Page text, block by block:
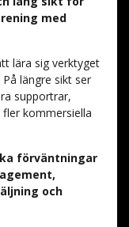
med
lära sig verktyget
längre sikt ser
supportrar,
kommersiella
förväntningar
och